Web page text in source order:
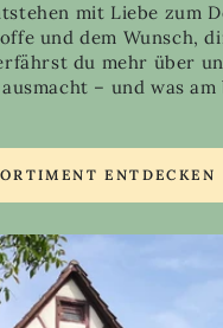
mit Liebe zum
und dem Wunsch,
du mehr über
– und was am
ENTDECKEN